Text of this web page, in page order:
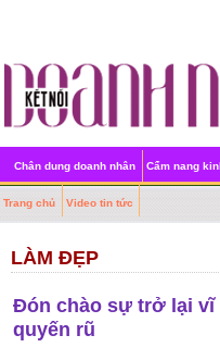
Chân dung doanh nhân Cẩm nang
Trang chủ Video tin tức
LÀM ĐẸP
Đón chào sự trở lại vĩ
quyến rũ